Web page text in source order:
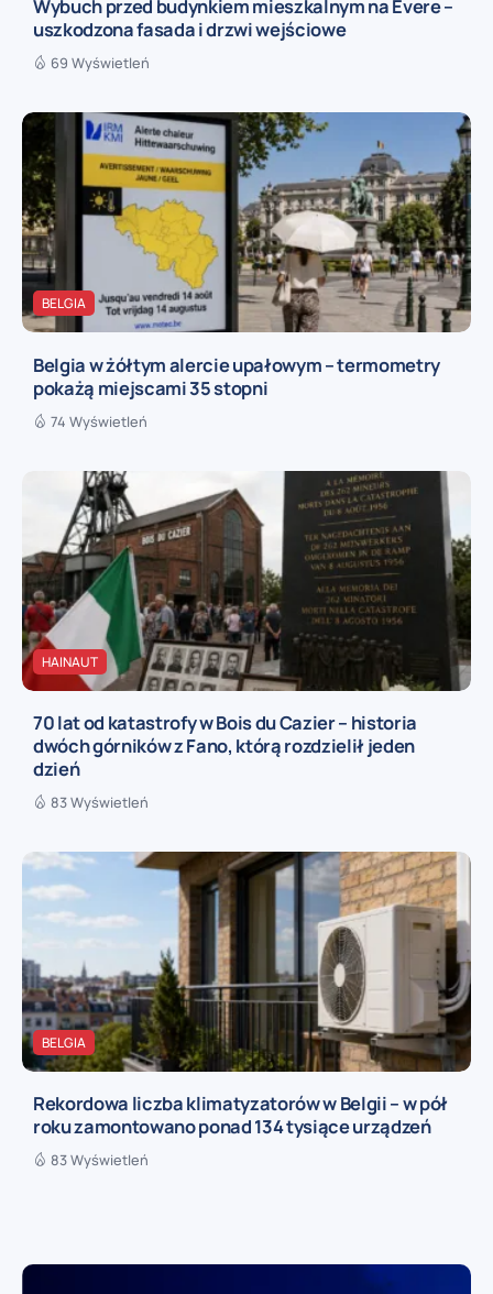
Wybuch przed budynkiem mieszkalnym na Evere –
uszkodzona fasada i drzwi wejściowe
69 Wyświetleń
BELGIA
Belgia w żółtym alercie upałowym – termometry
pokażą miejscami 35 stopni
74 Wyświetleń
HAINAUT
70 lat od katastrofy w Bois du Cazier – historia
dwóch górników z Fano, którą rozdzielił jeden
dzień
83 Wyświetleń
BELGIA
Rekordowa liczba klimatyzatorów w Belgii – w pół
roku zamontowano ponad 134 tysiące urządzeń
83 Wyświetleń